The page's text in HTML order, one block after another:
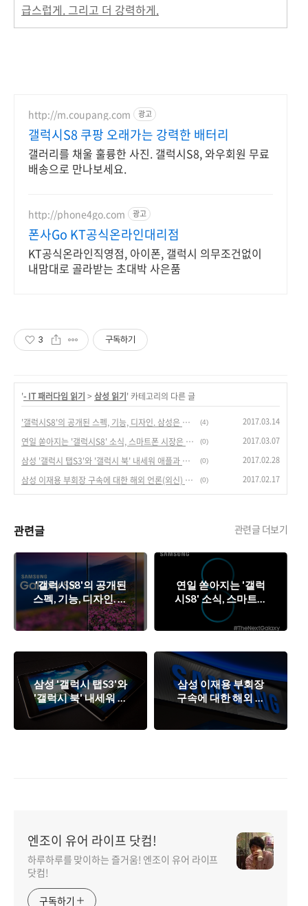
급스럽게. 그리고 더 강력하게.
http://m.coupang.com 광고
갤럭시S8 쿠팡 오래가는 강력한 배터리
갤러리를 채울 훌륭한 사진. 갤럭시S8, 와우회원 무료
배송으로 만나보세요.
http://phone4go.com 광고
폰사Go KT공식온라인대리점
KT공식온라인직영점, 아이폰, 갤럭시 의무조건없이
내맘대로 골라받는 초대박 사은품
3 구독하기
'- IT 패러다임 읽기 > 삼성 읽기' 카테고리의 다른 글
'갤럭시S8'의 공개된 스펙, 기능, 디자인. 삼성은 더 이상 숨길 것이 없나? (4) 2017.03.14
연일 쏟아지는 '갤럭시S8' 소식, 스마트폰 시장은 지금 '갤S8'를 기다리나? (0) 2017.03.07
삼성 '갤럭시 탭S3'와 '갤럭시 북' 내세워 애플과 태블릿PC 전면전 펼치나? (0) 2017.02.28
삼성 이재용 부회장 구속에 대한 해외 언론(외신) 반응/평가. 스마트폰 시장에 영향? (0) 2017.02.17
관련글 관련글 더보기
'갤럭시S8'의 공개된
스펙, 기능, 디자인. 삼
성은 더 이상 숨길 것
이 없나?
연일 쏟아지는 '갤럭
시S8' 소식, 스마트폰
시장은 지금 '갤S8'를
기다리나?
삼성 '갤럭시 탭S3'와
'갤럭시 북' 내세워 애
플과 태블릿PC 전면
전 펼치나?
삼성 이재용 부회장
구속에 대한 해외 언
론(외신) 반응/평가.
스마트폰 시장에 영
엔조이 유어 라이프 닷컴!
하루하루를 맞이하는 즐거움! 엔조이 유어 라이프
닷컴!
구독하기